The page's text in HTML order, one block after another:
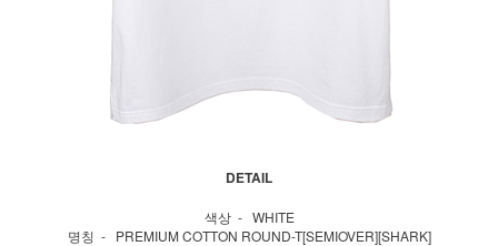
DETAIL
색상 - WHITE
명칭 - PREMIUM COTTON ROUND-T[SEMIOVER][SHARK]